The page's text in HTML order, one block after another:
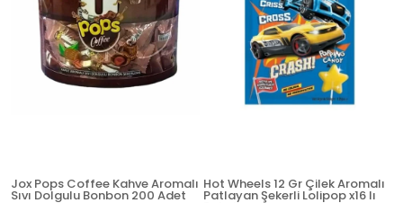
Jox Pops Coffee Kahve Aromalı
Sıvı Dolgulu Bonbon 200 Adet
Hot Wheels 12 Gr Çilek Aromalı
Patlayan Şekerli Lolipop x16 lı